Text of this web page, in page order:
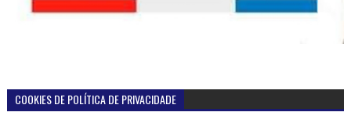
COOKIES DE POLÍTICA DE PRIVACIDADE